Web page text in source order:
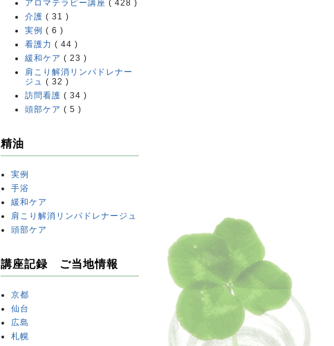
アロマテラピー講座 ( 428 )
介護 ( 31 )
実例 ( 6 )
看護力 ( 44 )
緩和ケア ( 23 )
肩こり解消リンパドレナー
ジュ ( 32 )
訪問看護 ( 34 )
頭部ケア ( 5 )
精油
実例
手浴
緩和ケア
肩こり解消リンパドレナージュ
頭部ケア
講座記録 ご当地情報
京都
仙台
広島
札幌